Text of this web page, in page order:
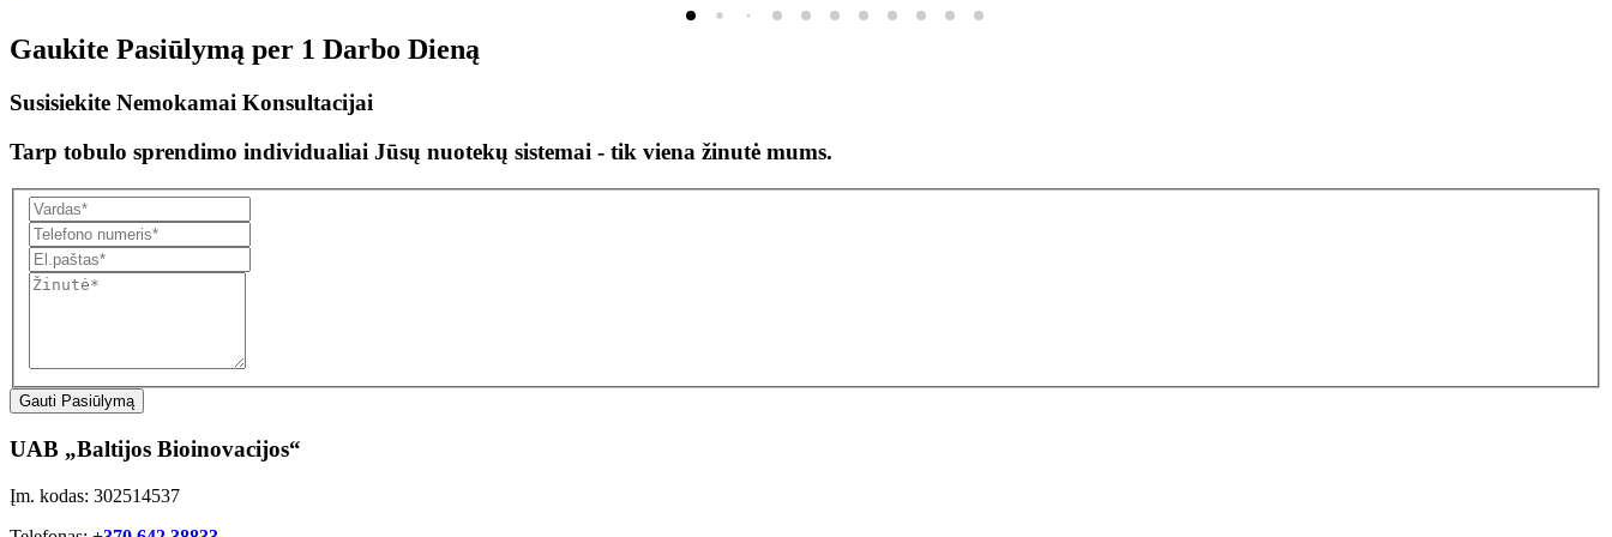
Gaukite Pasiūlymą per 1 Darbo Dieną
Susisiekite Nemokamai Konsultacijai
Tarp tobulo sprendimo individualiai Jūsų nuotekų sistemai - tik viena žinutė mums.
Gauti Pasiūlymą
UAB „Baltijos Bioinovacijos“
Įm. kodas: 302514537